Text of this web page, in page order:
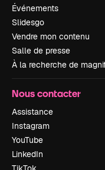
Événements
Slidesgo
Vendre mon contenu
Salle de presse
À la recherche de
Nous contacter
Assistance
Instagram
YouTube
LinkedIn